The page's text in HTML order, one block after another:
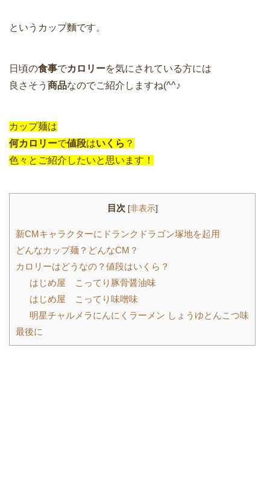
というカップ麵です。
日頃の食事でカロリーを気にされている方には
良さそう 商品なのでご紹介しますね(^^♪
カップ麺は
何カロリーで値段はいくら ？
色々とご紹介したいと思います！
目次 [非表示]
新CMキャラクターにドランクドラゴン塚地を起用
どんなカップ麺？どんなCM？
カロリーはどうなの？値段はいくら？
はじめ屋 こってり豚骨醤油味
はじめ屋 こってり味噌味
明星チャルメラにんにくラーメン しょうゆとんこつ味
最後に